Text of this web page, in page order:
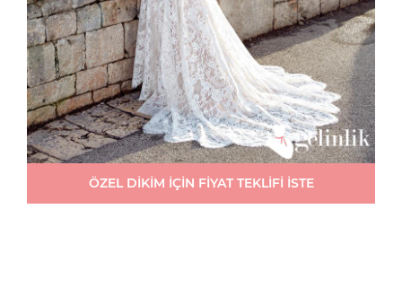
ÖZEL DİKİM İÇİN FİYAT TEKLİFİ İSTE